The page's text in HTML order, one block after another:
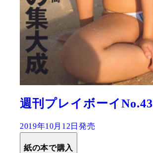
週刊プレイボーイNo.43
2019年10月12日発売
紙の本で購入